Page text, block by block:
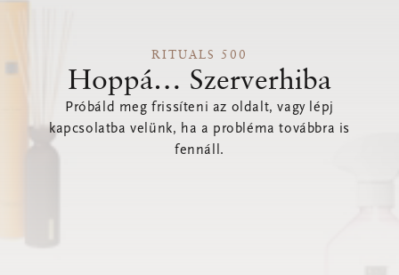
RITUALS 500
Hoppá… Szerverhiba
Próbáld meg frissíteni az oldalt, vagy lépj
kapcsolatba velünk, ha a probléma továbbra is
fennáll.